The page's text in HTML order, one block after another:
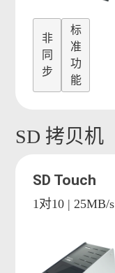
非
同
步
标
准
功
能
SD 拷贝机
SD Touch
1对10 | 25MB/s